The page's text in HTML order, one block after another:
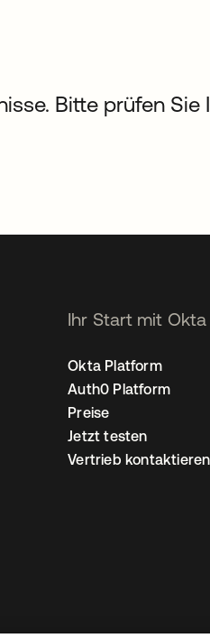
Bitte prüfen
Ihr Start mit Okta
Okta Platform
Auth0 Platform
Preise
Jetzt testen
Vertrieb kontaktieren